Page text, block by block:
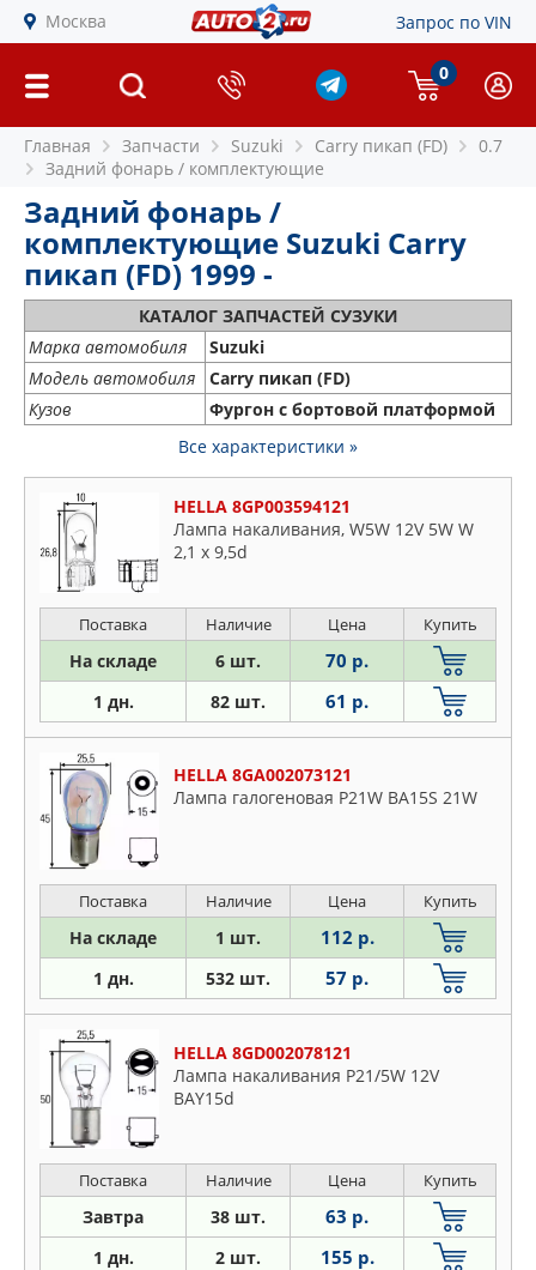
Москва Запрос по VIN
0
Главная Запчасти Suzuki Carry пикап (FD)
0.7
Задний фонарь / комплектующие
Задний фонарь /
комплектующие Suzuki Carry
пикап (FD) 1999 -
КАТАЛОГ ЗАПЧАСТЕЙ СУЗУКИ
Марка автомобиля
Suzuki
Модель автомобиля
Carry пикап (FD)
Кузов
Фургон с бортовой платформой
Все характеристики »
HELLA 8GP003594121
Лампа накаливания, W5W 12V 5W W
2,1 x 9,5d
Поставка Наличие Цена Купить
На складе 6 шт. 70 р.
1 дн. 82 шт. 61 р.
HELLA 8GA002073121
Лампа галогеновая P21W BA15S 21W
Поставка Наличие Цена Купить
На складе 1 шт. 112 р.
1 дн. 532 шт. 57 р.
HELLA 8GD002078121
Лампа накаливания P21/5W 12V
BAY15d
Поставка Наличие Цена Купить
Завтра 38 шт. 63 р.
1 дн. 2 шт. 155 р.